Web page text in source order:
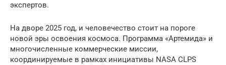
экспертов.
На дворе 2025 год, и человечество стоит на пороге
новой эры освоения космоса. Программа «Артемида» и
многочисленные коммерческие миссии,
координируемые в рамках инициативы NASA CLPS